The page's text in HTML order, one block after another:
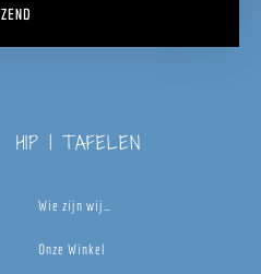
ZEND
HIP | TAFELEN
Wie zijn wij…
Onze Winkel